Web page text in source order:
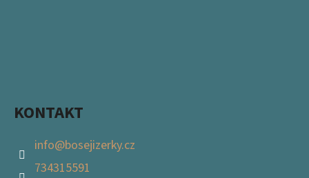
KONTAKT
info@bosejizerky.cz
734315591